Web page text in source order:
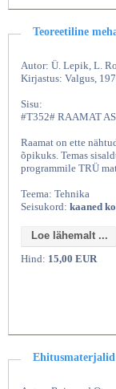
Teoreetiline
Autor: Ü. Lepik, L.
Kirjastus: Valgus,
Sisu:
#T352# RAAMAT
Raamat on ette
õpikuks. Temas
programmile TRÜ
Teema: Tehnika
Seisukord: kaaned
Loe lähemalt ...
Hind: 15,00 EUR
Ehitusmaterjalid